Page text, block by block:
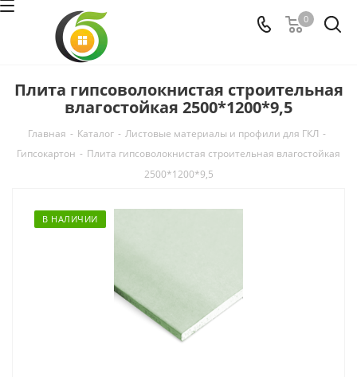
0
Плита гипсоволокнистая строительная
влагостойкая 2500*1200*9,5
Главная - Каталог - Листовые материалы и профили для ГКЛ -
Гипсокартон - Плита гипсоволокнистая строительная влагостойкая
2500*1200*9,5
В НАЛИЧИИ